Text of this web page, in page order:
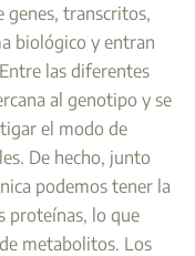
genes, transcritos,
biológico y entran
las diferentes
al genotipo y se
el modo de
De hecho, junto
podemos tener la
proteínas, lo que
metabolitos. Los